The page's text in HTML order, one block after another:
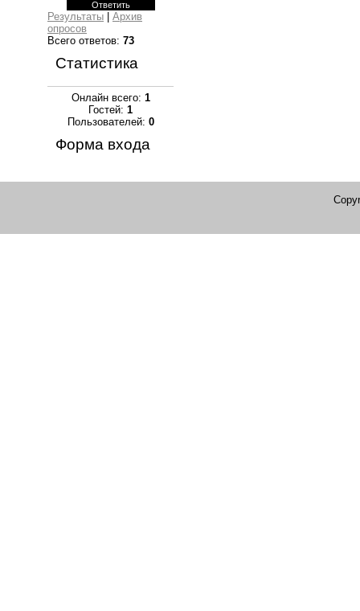
Результаты
Архив
опросов
Всего ответов: 73
Статистика
Онлайн всего: 1
Гостей: 1
Пользователей: 0
Форма входа